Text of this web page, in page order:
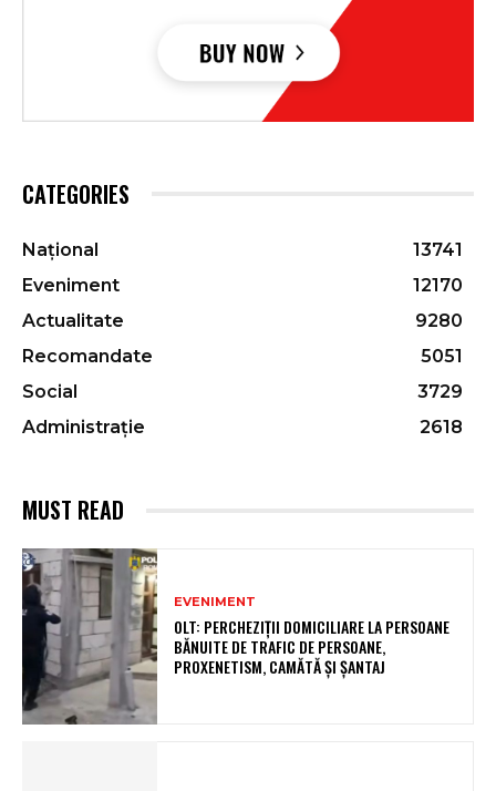
CATEGORIES
Național
13741
Eveniment
12170
Actualitate
9280
Recomandate
5051
Social
3729
Administrație
2618
MUST READ
EVENIMENT
OLT: PERCHEZIŢII DOMICILIARE LA PERSOANE
BĂNUITE DE TRAFIC DE PERSOANE,
PROXENETISM, CAMĂTĂ ŞI ŞANTAJ